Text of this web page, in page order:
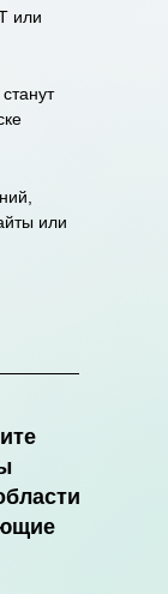
или
или